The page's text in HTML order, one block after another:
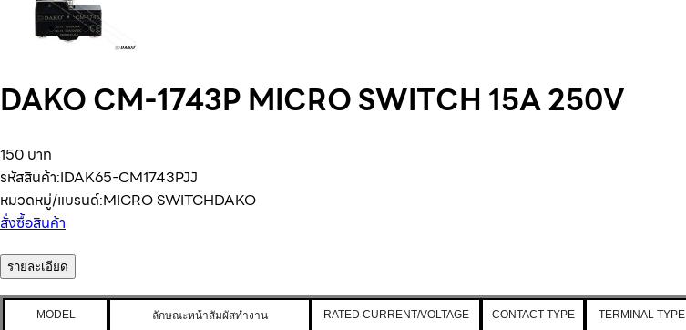
DAKO CM-1743P MICRO SWITCH 15A 250V
150 บาท
รหัสสินค้า:IDAK65-CM1743PJJ
หมวดหมู่/แบรนด์:MICRO SWITCHDAKO
สั่งซื้อสินค้า
รายละเอียด
MODEL ลักษณะหน้าสัมผัสทำงาน RATED CURRENT/VOLTAGE CONTACT TYPE TERMINAL TYPE